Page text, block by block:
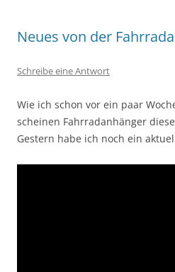
Neues von der
Schreibe eine Antwort
Wie ich schon vor ein paar
scheinen Fahrradanhänger
Gestern habe ich noch ein